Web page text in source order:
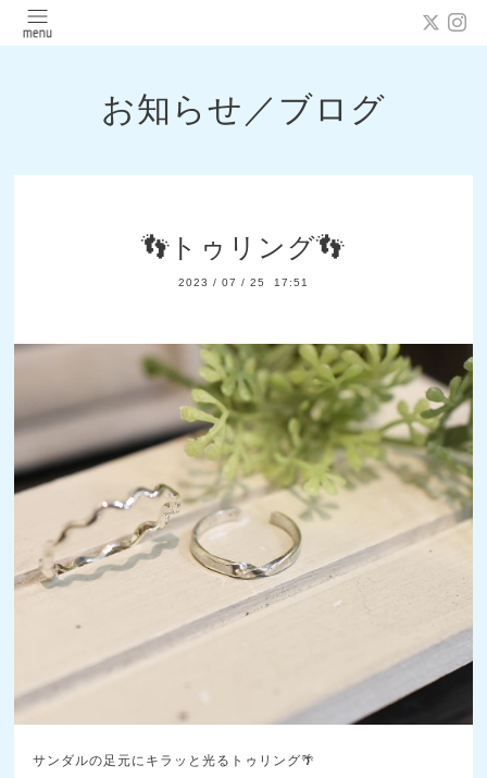
お知らせ／ブログ
👣トゥリング👣
2023 / 07 / 25 17:51
サンダルの足元にキラッと光るトゥリング🌴